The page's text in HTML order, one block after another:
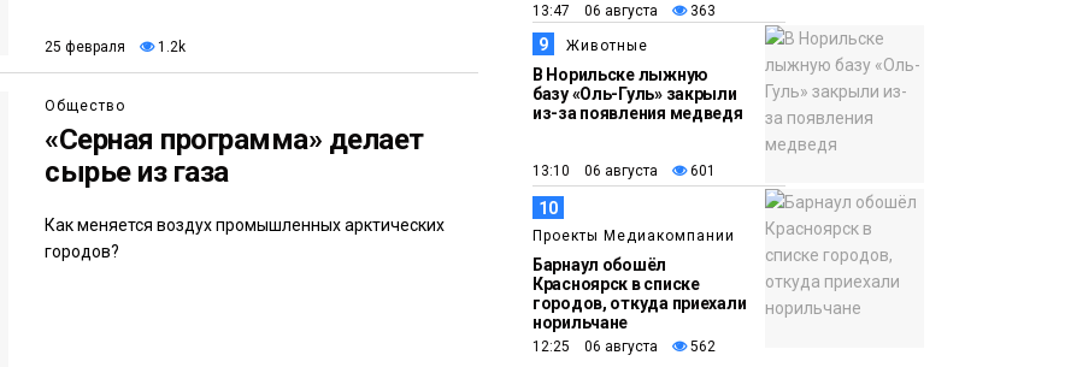
25 февраля 1.2k
Общество
«Серная программа» делает
сырье из газа
Как меняется воздух промышленных арктических
городов?
13:47 06 августа 363
9 Животные
В Норильске лыжную
базу «Оль-Гуль» закрыли
из-за появления медведя
13:10 06 августа 601
10
Проекты Медиакомпании
Барнаул обошёл
Красноярск в списке
городов, откуда приехали
норильчане
12:25 06 августа 562